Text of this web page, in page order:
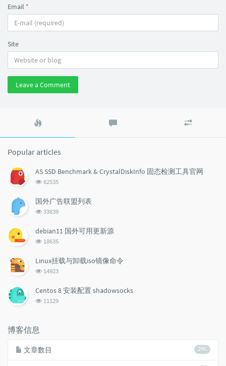
Email *
Site
Leave a Comment
Popular articles
AS SSD Benchmark & CrystalDiskInfo 固态检测工具官网
浏
次
数:
62535
国外广告联盟列表
浏
次
33839
debian11 国外可用更新源
浏
次
18635
Linux挂载与卸载iso镜像命令
浏
次
14923
Centos 8 安装配置 shadowsocks
浏
11129
博客信息
295
文章数目